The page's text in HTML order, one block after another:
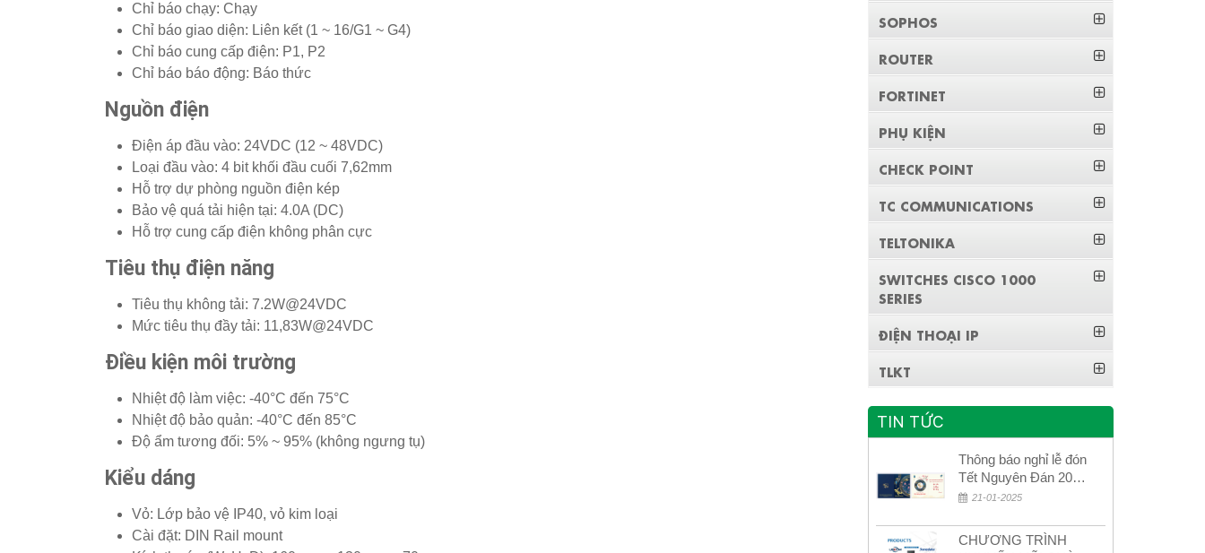
Chỉ báo chạy: Chạy
Chỉ báo giao diện: Liên kết (1 ~ 16/G1 ~ G4)
Chỉ báo cung cấp điện: P1, P2
Chỉ báo báo động: Báo thức
Nguồn điện
Điện áp đầu vào: 24VDC (12 ~ 48VDC)
Loại đầu vào: 4 bit khối đầu cuối 7,62mm
Hỗ trợ dự phòng nguồn điện kép
Bảo vệ quá tải hiện tại: 4.0A (DC)
Hỗ trợ cung cấp điện không phân cực
Tiêu thụ điện năng
Tiêu thụ không tải: 7.2W@24VDC
Mức tiêu thụ đầy tải: 11,83W@24VDC
Điều kiện môi trường
Nhiệt độ làm việc: -40°C đến 75°C
Nhiệt độ bảo quản: -40°C đến 85°C
Độ ẩm tương đối: 5% ~ 95% (không ngưng tụ)
Kiểu dáng
Vỏ: Lớp bảo vệ IP40, vỏ kim loại
Cài đặt: DIN Rail mount
SOPHOS
ROUTER
FORTINET
PHỤ KIỆN
CHECK POINT
TC COMMUNICATIONS
TELTONIKA
SWITCHES CISCO 1000
SERIES
ĐIỆN THOẠI IP
TLKT
TIN TỨC
Thông báo nghỉ lễ đón
Tết Nguyên Đán 2026
– Xuân Bính Ngọ!
21-01-2025
CHƯƠNG TRÌNH